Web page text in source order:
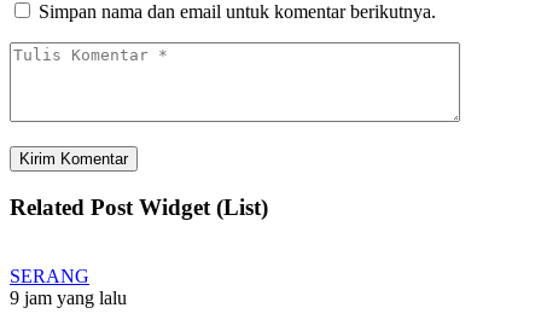
Simpan nama dan email untuk komentar berikutnya.
Related Post Widget (List)
SERANG
9 jam yang lalu